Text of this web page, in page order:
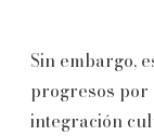
Sin embargo,
progresos por
integración